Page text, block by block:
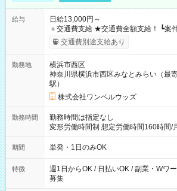
給与
日給13,000円～
＋交通費支給 ★交通費全額支給！ ┗案件により規定あり ★日払
いOK！（規定あり） ┗働いたその日に
ンビニATMから 日払い分を引き落とせます！ 【試用
交通費別途支給あり
勤務地
横浜市西区
神奈川県横浜市西区みなとみらい（最
駅）
株式会社ワンベルウッズ
勤務時間
勤務時間は指定なし
変形労働時間制 想定労働時間160時間/月 【シフト例】 ・8：
～21：00
期間 単発・1日のみOK
特徴
週1日からOK / 日払いOK / 副業・Wワ
募集